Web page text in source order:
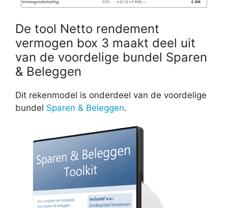
De tool Netto rendement
vermogen box 3 maakt deel uit
van de voordelige bundel Sparen
& Beleggen
Dit rekenmodel is onderdeel van de voordelige
bundel Sparen & Beleggen.